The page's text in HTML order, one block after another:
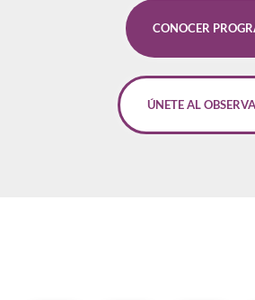
CONOCER
ÚNETE AL